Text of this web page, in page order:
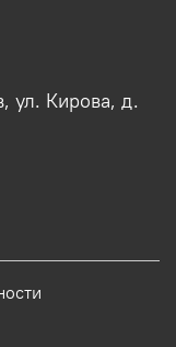
ул. Кирова, д.